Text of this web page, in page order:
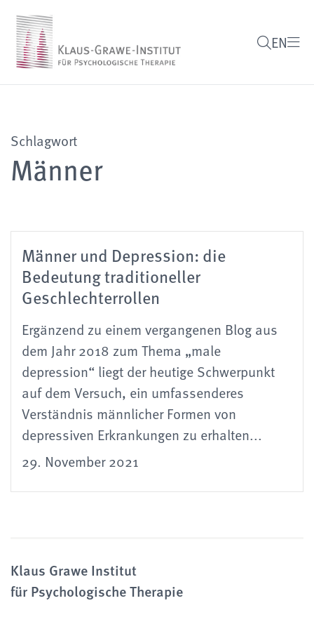
EN
Schlagwort
Männer
Männer und Depression: die
Bedeutung traditioneller
Geschlechterrollen
Ergänzend zu einem vergangenen Blog aus
dem Jahr 2018 zum Thema „male
depression“ liegt der heutige Schwerpunkt
auf dem Versuch, ein umfassenderes
Verständnis männlicher Formen von
depressiven Erkrankungen zu erhalten...
29. November 2021
Klaus Grawe Institut
für Psychologische Therapie